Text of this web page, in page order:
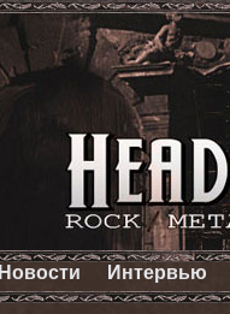
Новости Интервью